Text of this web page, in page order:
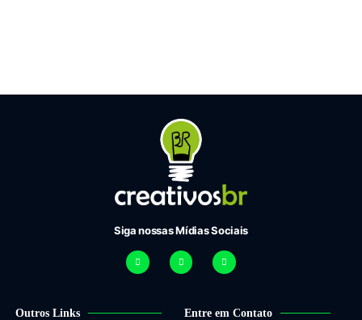
Siga nossas Mídias Sociais
Outros Links
Entre em Contato